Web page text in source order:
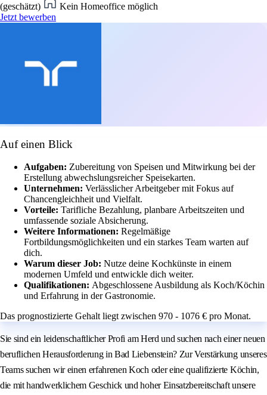
(geschätzt)
Kein Homeoffice möglich
Jetzt bewerben
Auf einen Blick
Aufgaben: Zubereitung von Speisen und Mitwirkung bei der
Erstellung abwechslungsreicher Speisekarten.
Unternehmen: Verlässlicher Arbeitgeber mit Fokus auf
Chancengleichheit und Vielfalt.
Vorteile: Tarifliche Bezahlung, planbare Arbeitszeiten und
umfassende soziale Absicherung.
Weitere Informationen: Regelmäßige
Fortbildungsmöglichkeiten und ein starkes Team warten auf
dich.
Warum dieser Job: Nutze deine Kochkünste in einem
modernen Umfeld und entwickle dich weiter.
Qualifikationen: Abgeschlossene Ausbildung als Koch/Köchin
und Erfahrung in der Gastronomie.
Das prognostizierte Gehalt liegt zwischen 970 - 1076 € pro Monat.
Sie sind ein leidenschaftlicher Profi am Herd und suchen nach einer neuen
beruflichen Herausforderung in Bad Liebenstein? Zur Verstärkung unseres
Teams suchen wir einen erfahrenen Koch oder eine qualifizierte Köchin,
die mit handwerklichem Geschick und hoher Einsatzbereitschaft unsere